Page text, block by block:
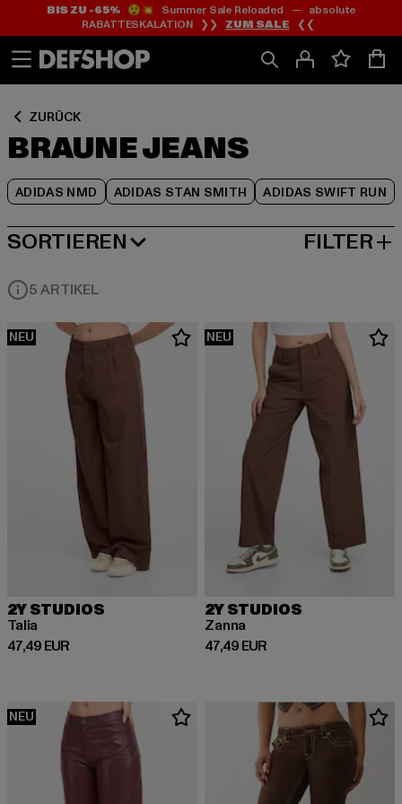
Zum
Inhalt
springen
Zum
Fußzeile
springen
BIS ZU -65%😲💥 Summer Sale Reloaded — absolute
RABATTESKALATION ❯❯ ZUM SALE ❮❮
ZURÜCK
BRAUNE JEANS
ADIDAS NMD ADIDAS STAN SMITH ADIDAS SWIFT RUN
Zum
Produktraster
springen
SORTIEREN
BELIEBTESTE FILTER
5 ARTIKEL
NEU
2Y STUDIOS
Talia
47,49 EUR
Derzeitiger Preis: 47,49 EUR
NEU
2Y STUDIOS
Zanna
47,49 EUR
Derzeitiger Preis: 47,49 EUR
NEU